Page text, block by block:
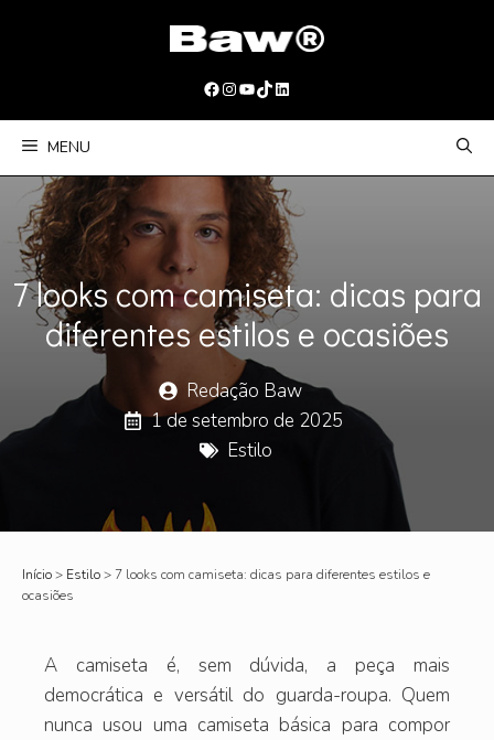
Facebook
Instagram
Youtube
TikTokLinkedIn
MENU
7 looks com camiseta: dicas para
diferentes estilos e ocasiões
Redação Baw
1 de setembro de 2025
Estilo
Início> Estilo> 7 looks com camiseta: dicas para diferentes estilos e
ocasiões
A camiseta é, sem dúvida, a peça mais
democrática e versátil do guarda-roupa. Quem
nunca usou uma camiseta básica para compor